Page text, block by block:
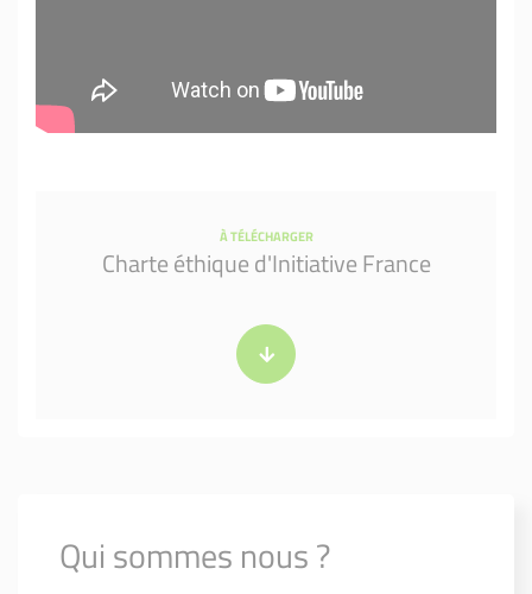
À TÉLÉCHARGER
Charte éthique d'Initiative France
Qui sommes nous ?